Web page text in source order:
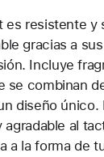
es resistente y
gracias a
Incluye
se combinan
diseño único.
al
a la forma de